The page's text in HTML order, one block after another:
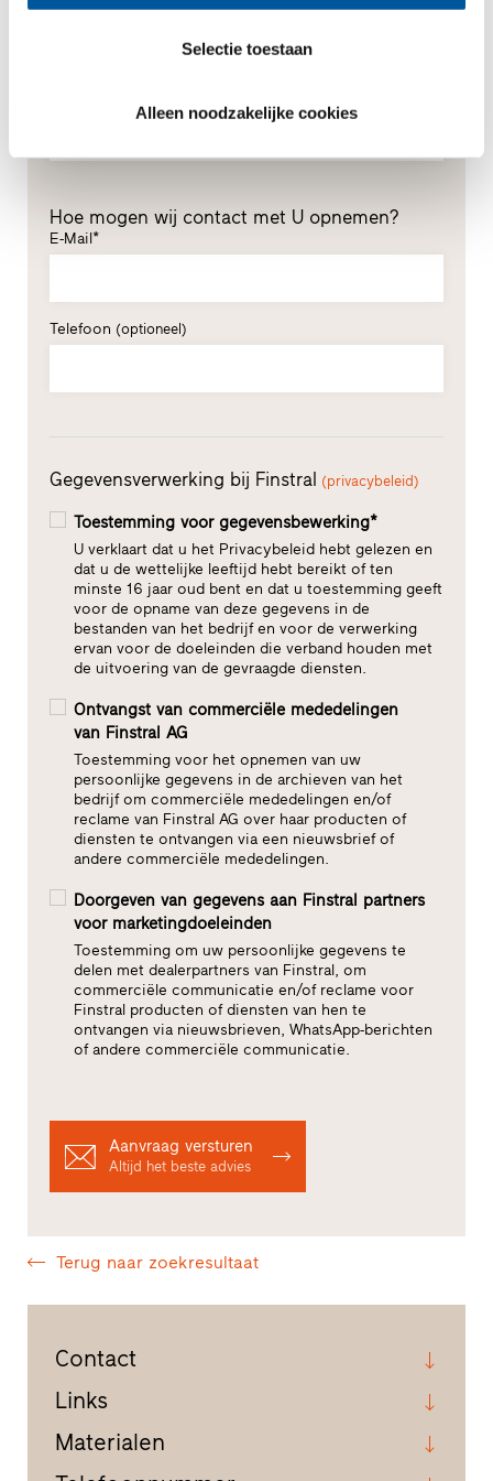
Selectie toestaan
Alleen noodzakelijke cookies
Voornaam*
Hoe mogen wij contact met U opnemen?
E-Mail*
Telefoon (optioneel)
Gegevensverwerking bij Finstral (privacybeleid)
Toestemming voor gegevensbewerking*
U verklaart dat u het Privacybeleid hebt gelezen en
dat u de wettelijke leeftijd hebt bereikt of ten
minste 16 jaar oud bent en dat u toestemming geeft
voor de opname van deze gegevens in de
bestanden van het bedrijf en voor de verwerking
ervan voor de doeleinden die verband houden met
de uitvoering van de gevraagde diensten.
Ontvangst van commerciële mededelingen
van Finstral AG
Toestemming voor het opnemen van uw
persoonlijke gegevens in de archieven van het
bedrijf om commerciële mededelingen en/of
reclame van Finstral AG over haar producten of
diensten te ontvangen via een nieuwsbrief of
andere commerciële mededelingen.
Doorgeven van gegevens aan Finstral partners
voor marketingdoeleinden
Toestemming om uw persoonlijke gegevens te
delen met dealerpartners van Finstral, om
commerciële communicatie en/of reclame voor
Finstral producten of diensten van hen te
ontvangen via nieuwsbrieven, WhatsApp-berichten
of andere commerciële communicatie.
Aanvraag versturen
Altijd het beste advies
Terug naar zoekresultaat
Contact
Links
Materialen